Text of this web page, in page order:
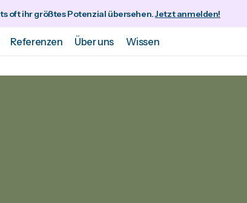
oft ihr größtes Potenzial übersehen.Jetzt anmelden!
Referenzen Über uns Wissen